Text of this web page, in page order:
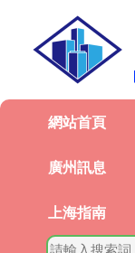
網站首頁
廣州訊息
上海指南